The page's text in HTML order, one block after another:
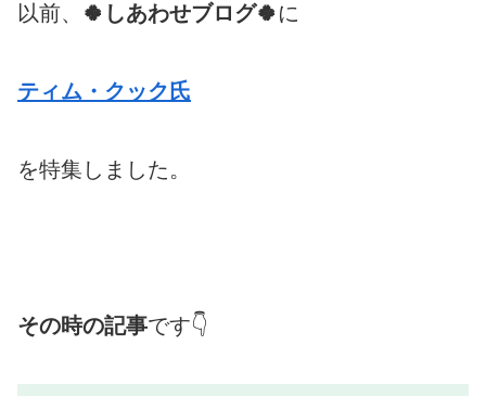
以前、 🍀しあわせブログ🍀 に
ティム・クック氏
を特集しました。
その時の記事です👇